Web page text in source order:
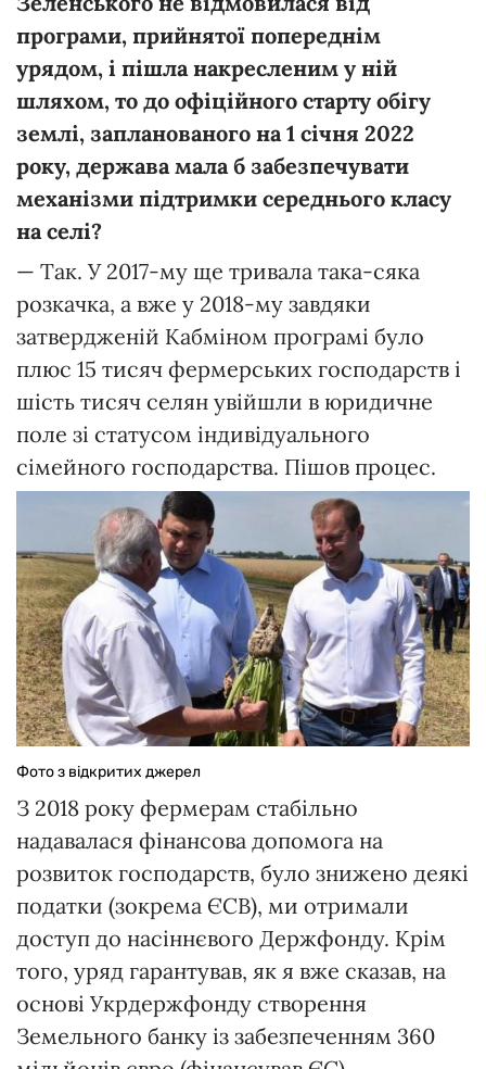
програми, прийнятої попереднім
урядом, і пішла накресленим у ній
шляхом, то до офіційного старту обігу
землі, запланованого на 1 січня 2022
року, держава мала б забезпечувати
механізми підтримки середнього класу
на селі?
— Так. У 2017-му ще тривала така-сяка
розкачка, а вже у 2018-му завдяки
затвердженій Кабміном програмі було
плюс 15 тисяч фермерських господарств і
шість тисяч селян увійшли в юридичне
поле зі статусом індивідуального
сімейного господарства. Пішов процес.
Фото з відкритих джерел
З 2018 року фермерам стабільно
надавалася фінансова допомога на
розвиток господарств, було знижено деякі
податки (зокрема ЄСВ), ми отримали
доступ до насіннєвого Держфонду. Крім
того, уряд гарантував, як я вже сказав, на
основі Укрдержфонду створення
Земельного банку із забезпеченням 360